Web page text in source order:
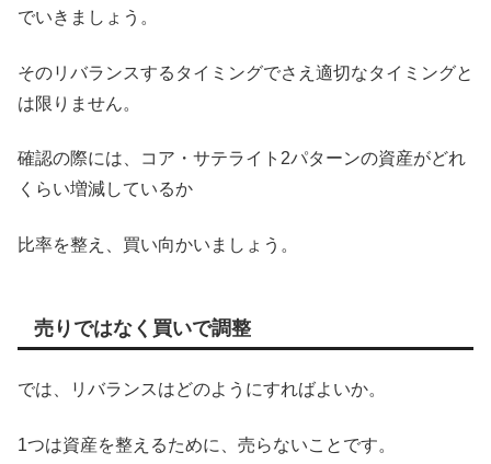
でいきましょう。
そのリバランスするタイミングでさえ適切なタイミングと
は限りません。
確認の際には、コア・サテライト2パターンの資産がどれ
くらい増減しているか
比率を整え、買い向かいましょう。
売りではなく買いで調整
では、リバランスはどのようにすればよいか。
1つは資産を整えるために、売らないことです。